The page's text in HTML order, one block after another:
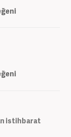
istihbarat